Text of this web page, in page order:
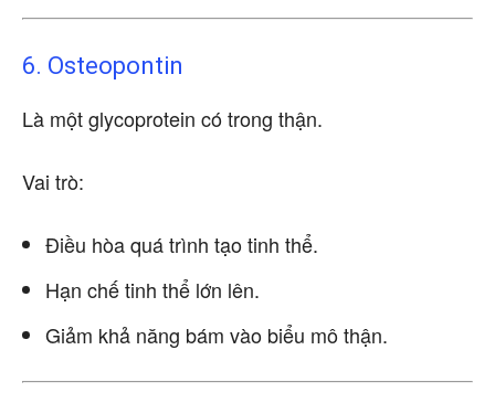
6. Osteopontin
Là một glycoprotein có trong thận.
Vai trò:
Điều hòa quá trình tạo tinh thể.
Hạn chế tinh thể lớn lên.
Giảm khả năng bám vào biểu mô thận.